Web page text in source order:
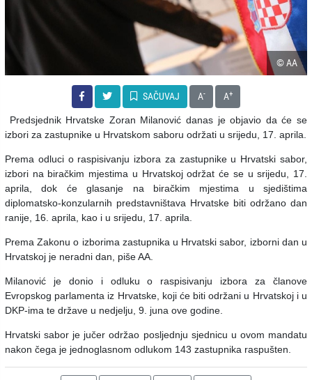
© AA
SAČUVAJ A- A+
Predsjednik Hrvatske Zoran Milanović danas je objavio da će se
izbori za zastupnike u Hrvatskom saboru održati u srijedu, 17. aprila.
Prema odluci o raspisivanju izbora za zastupnike u Hrvatski sabor,
izbori na biračkim mjestima u Hrvatskoj održat će se u srijedu, 17.
aprila, dok će glasanje na biračkim mjestima u sjedištima
diplomatsko-konzularnih predstavništava Hrvatske biti održano dan
ranije, 16. aprila, kao i u srijedu, 17. aprila.
Prema Zakonu o izborima zastupnika u Hrvatski sabor, izborni dan u
Hrvatskoj je neradni dan, piše AA.
Milanović je donio i odluku o raspisivanju izbora za članove
Evropskog parlamenta iz Hrvatske, koji će biti održani u Hrvatskoj i u
DKP-ima te države u nedjelju, 9. juna ove godine.
Hrvatski sabor je jučer održao posljednju sjednicu u ovom mandatu
nakon čega je jednoglasnom odlukom 143 zastupnika raspušten.